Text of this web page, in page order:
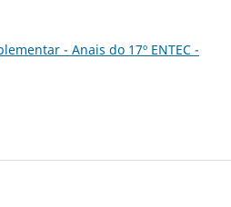
- Anais do 17º ENTEC -